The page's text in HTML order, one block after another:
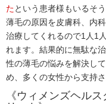
たという患者様もいるそう
薄毛の原因を皮膚科、内
治療してくれるので1人1
れます。結果的に無駄な
性の薄毛の悩みを解決し
め、多くの女性から支持
《ウィメンズヘル